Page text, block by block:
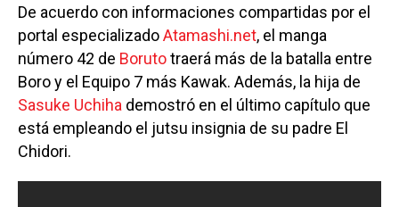
De acuerdo con informaciones compartidas por el
portal especializadoAtamashi.net, el manga
número 42 de Borutotraerá más de la batalla entre
Boro y el Equipo 7 más Kawak. Además, la hija de
Sasuke Uchiha demostró en el último capítulo que
está empleando el jutsu insignia de su padre El
Chidori.